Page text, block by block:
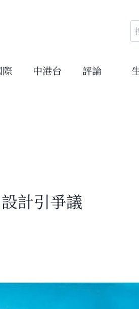
搜
尋
鍵
際 中港台 評論
計引爭議